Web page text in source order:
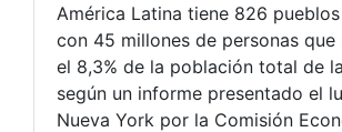
América Latina tiene 826
con 45 millones de personas que
el 8,3% de la población total de
según un informe presentado el
Nueva York por la ​Comisión